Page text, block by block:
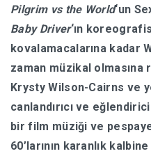
Pilgrim vs the World‘un
Baby Driver‘ın
kovalamacalarına kadar
zaman müzikal olmasına
Krysty Wilson-Cairns ve
canlandırıcı ve
bir film müziği ve
60’larının karanlık